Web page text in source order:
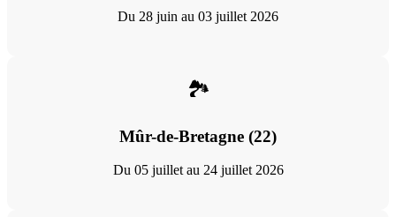
Du 28 juin au 03 juillet 2026
🏞️
Mûr-de-Bretagne (22)
Du 05 juillet au 24 juillet 2026